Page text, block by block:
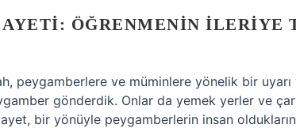
AYETI: ÖĞRENMENIN İLERIYE
peygamberlere ve müminlere yönelik bir uyarı
gönderdik. Onlar da yemek yerler ve
bir yönüyle peygamberlerin insan